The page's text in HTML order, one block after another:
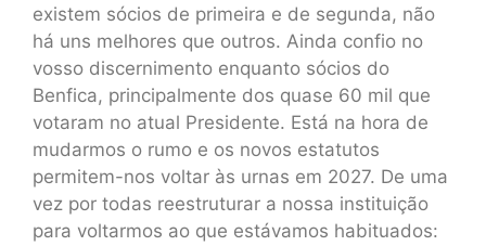
existem sócios de primeira e de segunda, não
há uns melhores que outros. Ainda confio no
vosso discernimento enquanto sócios do
Benfica, principalmente dos quase 60 mil que
votaram no atual Presidente. Está na hora de
mudarmos o rumo e os novos estatutos
permitem-nos voltar às urnas em 2027. De uma
vez por todas reestruturar a nossa instituição
para voltarmos ao que estávamos habituados: